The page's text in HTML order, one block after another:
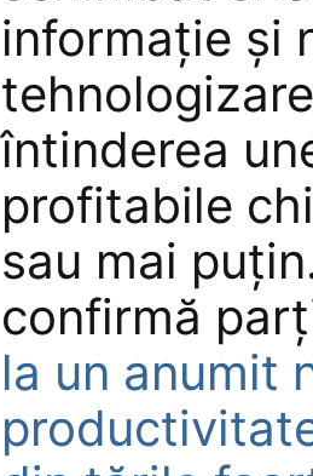
informație și
întinderea
profitabile
sau mai
confirmă
la un anumit